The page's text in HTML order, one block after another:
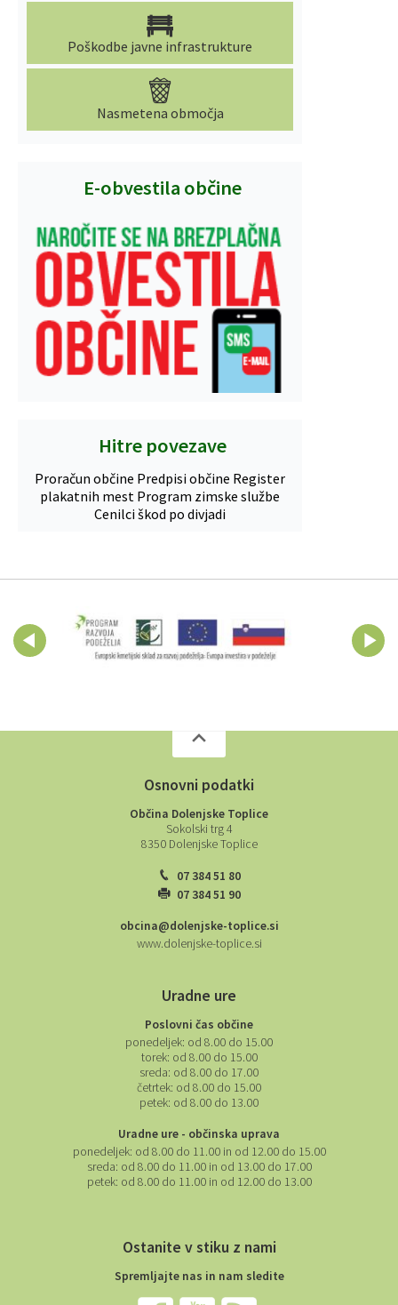
Poškodbe javne infrastrukture
Nasmetena območja
E-obvestila občine
Hitre povezave
Proračun občine Predpisi občine Register
plakatnih mest Program zimske službe
Cenilci škod po divjadi
Osnovni podatki
Občina Dolenjske Toplice
Sokolski trg 4
8350 Dolenjske Toplice
07 384 51 80
07 384 51 90
obcina@dolenjske-toplice.si
www.dolenjske-toplice.si
Uradne ure
Poslovni čas občine
ponedeljek: od 8.00 do 15.00
torek: od 8.00 do 15.00
sreda: od 8.00 do 17.00
četrtek: od 8.00 do 15.00
petek: od 8.00 do 13.00
Uradne ure - občinska uprava
ponedeljek: od 8.00 do 11.00 in od 12.00 do 15.00
sreda: od 8.00 do 11.00 in od 13.00 do 17.00
petek: od 8.00 do 11.00 in od 12.00 do 13.00
Ostanite v stiku z nami
Spremljajte nas in nam sledite